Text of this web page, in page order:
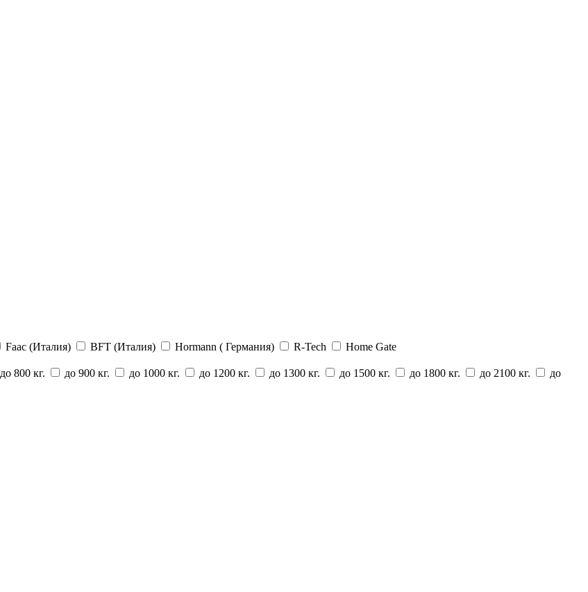
Faac (Италия) BFT (Италия) Hormann ( Германия) R-Tech
Home Gate
до 800 кг. до 900 кг. до 1000 кг. до 1200 кг. до 1300 кг. до 1500 кг. до 1800 кг. до 2100 кг.
до